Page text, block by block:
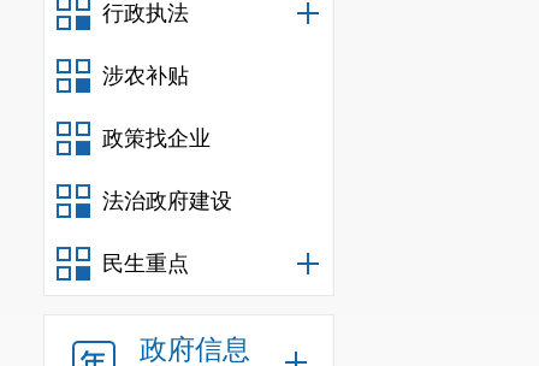
行政执法
涉农补贴
政策找企业
法治政府建设
民生重点
政府信息